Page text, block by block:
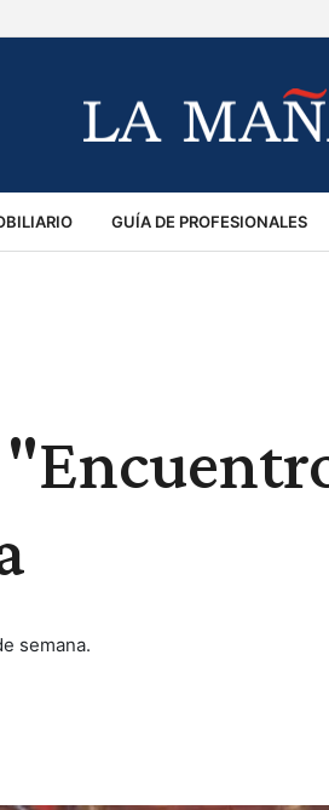
GUÍA DE PROFESIONALES
semana.